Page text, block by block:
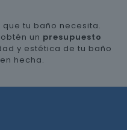
tu baño necesita.
un presupuesto
y estética de tu baño
hecha.